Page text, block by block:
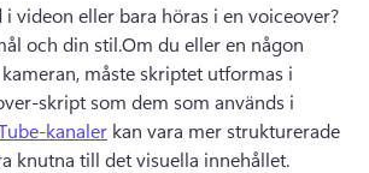
i videon eller bara höras i en voiceover?
och din stil.Om du eller en någon
måste skriptet utformas i
skript som dem som används i
kanaler kan vara mer strukturerade
knutna till det visuella innehållet.